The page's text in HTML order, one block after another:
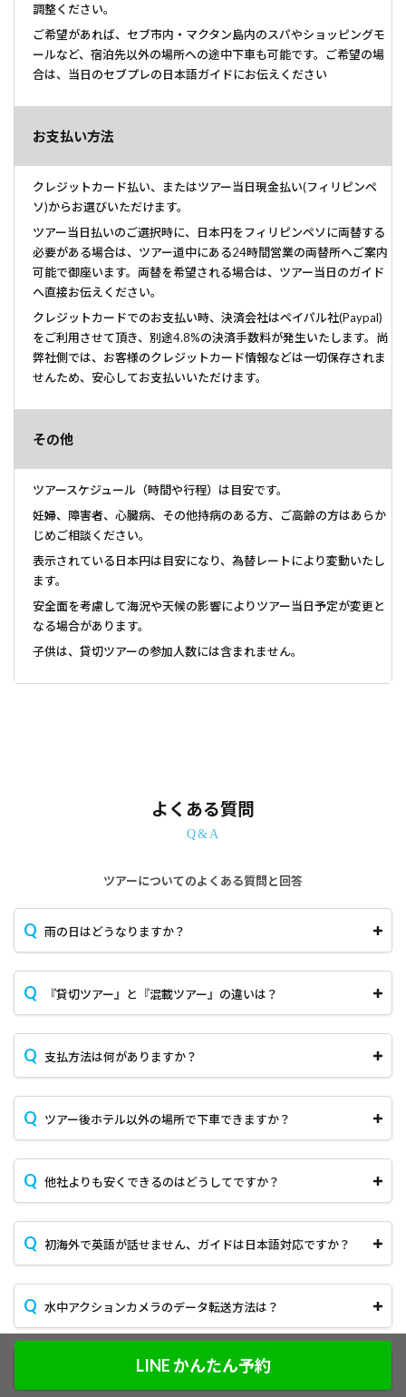
調整ください。
ご希望があれば、セブ市内・マクタン島内のスパやショッピングモ
ールなど、宿泊先以外の場所への途中下車も可能です。ご希望の場
合は、当日のセブプレの日本語ガイドにお伝えください
お支払い方法
クレジットカード払い、またはツアー当日現金払い(フィリピンペ
ソ)からお選びいただけます。
ツアー当日払いのご選択時に、日本円をフィリピンペソに両替する
必要がある場合は、ツアー道中にある24時間営業の両替所へご案内
可能で御座います。両替を希望される場合は、ツアー当日のガイド
へ直接お伝えください。
クレジットカードでのお支払い時、決済会社はペイパル社(Paypal)
をご利用させて頂き、別途4.8%の決済手数料が発生いたします。尚
弊社側では、お客様のクレジットカード情報などは一切保存されま
せんため、安心してお支払いいただけます。
その他
ツアースケジュール（時間や行程）は目安です。
妊婦、障害者、心臓病、その他持病のある方、ご高齢の方はあらか
じめご相談ください。
​表示されている日本円は目安になり、為替レートにより変動いたし
ます。
安全面を考慮して海況や天候の影響によりツアー当日予定が変更と
なる場合があります。
子供は、貸切ツアーの参加人数には含まれません。
よくある質問
Q&A
ツアーについてのよくある質問と回答
雨の日はどうなりますか？
『貸切ツアー』と『混載ツアー』の違いは？
支払方法は何がありますか？
ツアー後ホテル以外の場所で下車できますか？
他社よりも安くできるのはどうしてですか？
初海外で英語が話せません、ガイドは日本語対応ですか？
水中アクションカメラのデータ転送方法は？
１人ですが、ツアー申込はできますか？
LINE かんたん予約